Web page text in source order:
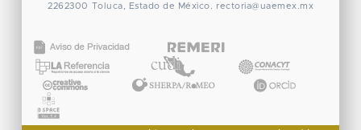
2262300 Toluca, Estado de México. rectoria@uaemex.mx